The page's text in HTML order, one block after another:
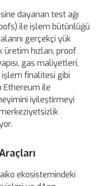
dayanan test ağı
ile işlem bütünlüğü
gerçekçi yük
üretim hızları, proof
gas maliyetleri,
finalitesi gibi
Ethereum ile
iyileştirmeyi
ekosistemindeki